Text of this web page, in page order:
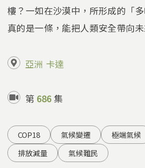
樓？一如在沙漠中，所形成的「
真的是一條，能把人類安全帶向
亞洲 卡達
第 686集
COP18 氣候變遷 極端氣候
排放減量
氣候難民